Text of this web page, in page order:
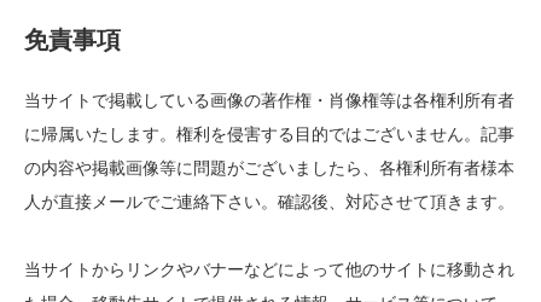
免責事項
当サイトで掲載している画像の著作権・肖像権等は各権利所有者
に帰属いたします。権利を侵害する目的ではございません。記事
の内容や掲載画像等に問題がございましたら、各権利所有者様本
人が直接メールでご連絡下さい。確認後、対応させて頂きます。
当サイトからリンクやバナーなどによって他のサイトに移動され